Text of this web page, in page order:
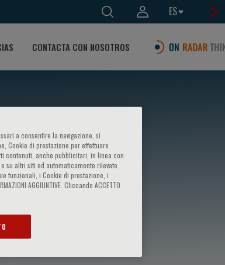
ES
CONTACTA CON NOSOTROS
a consentire la navigazione, si
Cookie di prestazione per effettuare
contenuti, anche pubblicitari, in linea con
su altri siti ed automaticamente rilevate
funzionali, i Cookie di prestazione, i
AGGIUNTIVE. Cliccando ACCETTO